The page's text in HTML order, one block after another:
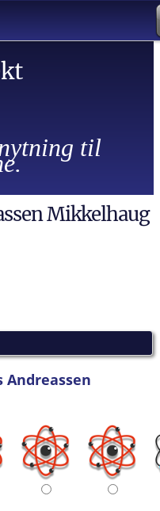
til
Mikkelhaug
Andreassen